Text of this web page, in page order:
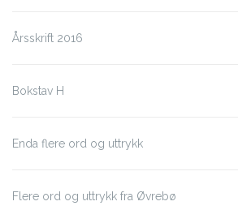
Årsskrift 2016
Bokstav H
Enda flere ord og uttrykk
Flere ord og uttrykk fra Øvrebø